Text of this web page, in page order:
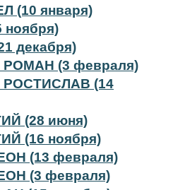
(10 января)
ноября)
декабря)
РОМАН (3 февраля)
РОСТИСЛАВ (14
(28 июня)
(16 ноября)
(13 февраля)
(3 февраля)